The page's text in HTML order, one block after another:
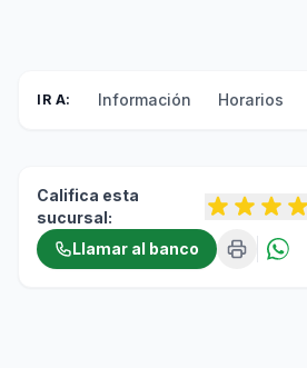
IR A: Información Horarios
Califica esta
sucursal:
Llamar al banco